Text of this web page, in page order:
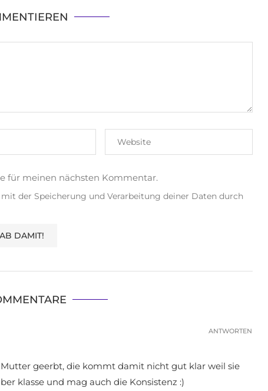
für meinen nächsten Kommentar.
der Speicherung und Verarbeitung deiner Daten durch
geerbt, die kommt damit nicht gut klar weil sie
klasse und mag auch die Konsistenz :)
ANTWORTEN